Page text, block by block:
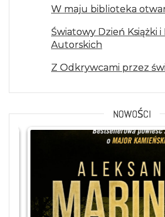
W maju biblioteka
Światowy Dzień Książki i
Autorskich
Z Odkrywcami przez
NOWOŚCI